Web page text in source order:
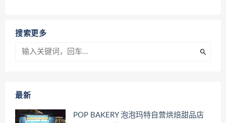
搜索更多
最新
POP BAKERY 泡泡玛特自营烘焙甜品店